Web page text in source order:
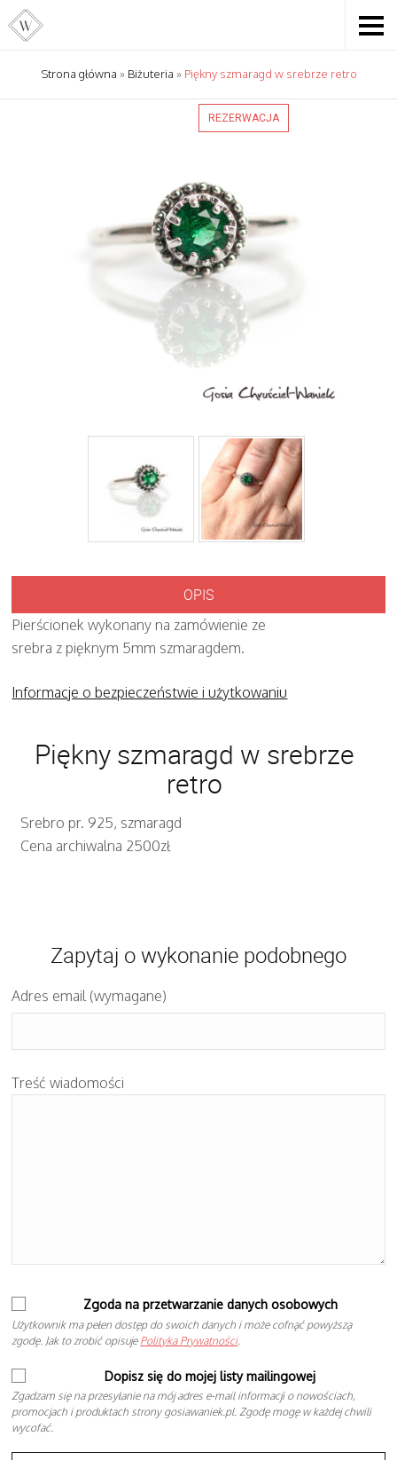
Strona główna » Biżuteria » Piękny szmaragd w srebrze retro
REZERWACJA
OPIS
Pierścionek wykonany na zamówienie ze
srebra z pięknym 5mm szmaragdem.
Informacje o bezpieczeństwie i użytkowaniu
Piękny szmaragd w srebrze
retro
Srebro pr. 925, szmaragd
Cena archiwalna 2500zł
Zapytaj o wykonanie podobnego
Adres email (wymagane)
Treść wiadomości
Zgoda na przetwarzanie danych osobowych
Użytkownik ma pełen dostęp do swoich danych i może cofnąć powyższą
zgodę. Jak to zrobić opisuje Polityka Prywatności.
Dopisz się do mojej listy mailingowej
Zgadzam się na przesyłanie na mój adres e-mail informacji o nowościach,
promocjach i produktach strony gosiawaniek.pl. Zgodę mogę w każdej chwili
wycofać.